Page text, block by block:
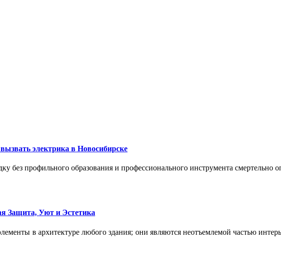
электрика в Новосибирске
без профильного образования и профессионального инструмента смертельно
Защита, Уют и Эстетика
в архитектуре любого здания; они являются неотъемлемой частью